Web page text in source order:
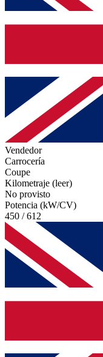
Vendedor
Carrocería
Coupe
Kilometraje (leer)
No provisto
Potencia (kW/CV)
450 / 612